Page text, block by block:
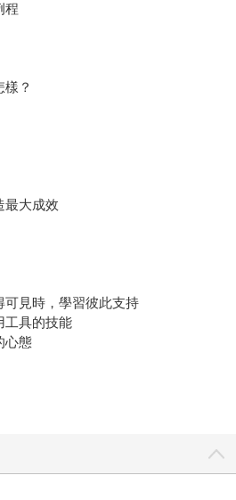
程
？
大成效
見時，學習彼此支持
工具的技能
心態